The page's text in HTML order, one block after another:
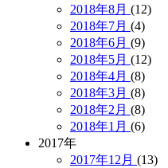
2018年8月 (12)
2018年7月 (4)
2018年6月 (9)
2018年5月 (12)
2018年4月 (8)
2018年3月 (8)
2018年2月 (8)
2018年1月 (6)
2017年
2017年12月 (13)